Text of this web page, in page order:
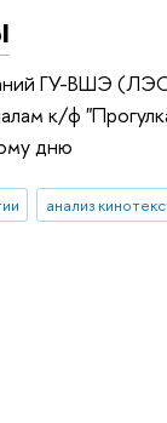
ГУ-ВШЭ
к/ф
дню
анализ